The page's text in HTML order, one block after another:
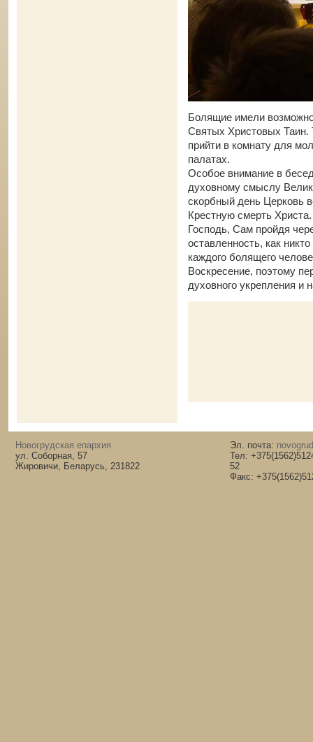
Болящие имели
Святых Христовых Таин.
прийти в комнату для
палатах.
Особое внимание в
духовному смыслу
скорбный день Церковь
Крестную смерть
Господь, Сам пройдя
оставленность, как
каждого болящего
Воскресение, поэтому
духовного укрепления
Новогрудская епархия
ул. Соборная, 57
Жировичи, Беларусь, 231822
Эл. почта:
Тел:
52
Факс: